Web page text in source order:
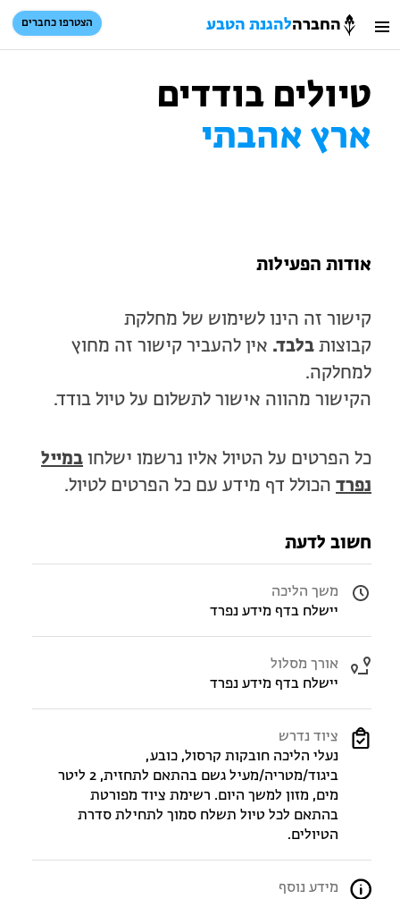
החברהלהגנת הטבע הצטרפו כחברים
חיפוש כניסת חברים
הזמינו פעילויות וטיולים מודרכים
הזמינו פעילויות וטיולים מודרכים
בתי ספר שדה
המגזין – כל מה שקורה בטבע
טיולים בודדים
ארץ אהבתי
אודות הפעילות
קישור זה הינו לשימוש של מחלקת
קבוצות בלבד. אין להעביר קישור זה מחוץ
למחלקה.
הקישור מהווה אישור לתשלום על טיול בודד.
כל הפרטים על הטיול אליו נרשמו ישלחו במייל
נפרד הכולל דף מידע עם כל הפרטים לטיול.
חשוב לדעת
משך הליכה
יישלח בדף מידע נפרד
אורך מסלול
יישלח בדף מידע נפרד
ציוד נדרש
נעלי הליכה חובקות קרסול, כובע,
ביגוד/מטריה/מעיל גשם בהתאם לתחזית, 2 ליטר
מים, מזון למשך היום. רשימת ציוד מפורטת
בהתאם לכל טיול תשלח סמוך לתחילת סדרת
הטיולים.
מידע נוסף